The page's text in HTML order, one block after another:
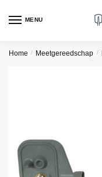
MENU
Home / Meetgereedschap /